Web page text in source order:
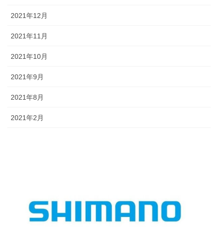
2021年12月
2021年11月
2021年10月
2021年9月
2021年8月
2021年2月